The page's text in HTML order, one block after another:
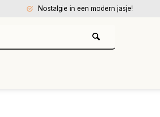
Nostalgie in een modern jasje!